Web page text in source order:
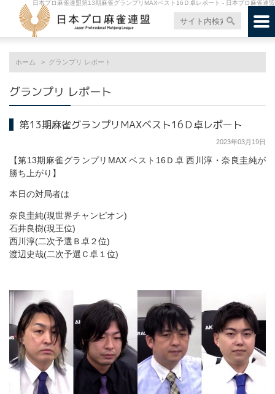
日本プロ麻雀連盟第13期麻雀グランプリMAXベスト16Ｄ卓レポート - 日本プロ麻雀連盟
ホーム グランプリ レポート
グランプリ レポート
第13期麻雀グランプリMAXベスト16Ｄ卓レポート
2023年03月19日
【第13期麻雀グランプリMAX ベスト16Ｄ卓 西川淳・奈良圭純が
勝ち上がり】
本日の対局者は
奈良圭純(現世界チャンピオン)
石井良樹(現王位)
西川淳(二次予選Ｂ卓２位)
渡辺史哉(二次予選Ｃ卓１位)